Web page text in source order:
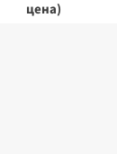
цена)